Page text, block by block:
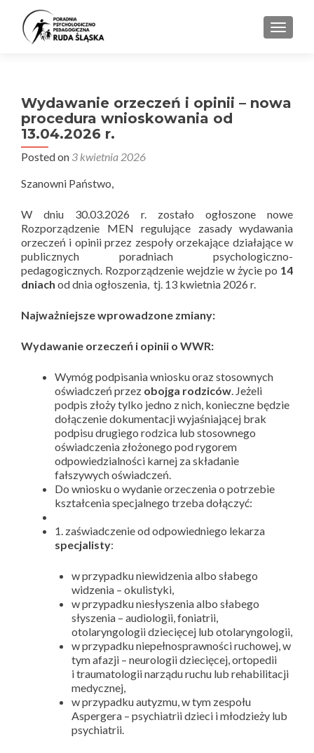
Wydawanie orzeczeń i opinii – nowa
procedura wnioskowania od
13.04.2026 r.
Posted on 3 kwietnia 2026
Szanowni Państwo,
W dniu 30.03.2026 r. zostało ogłoszone nowe
Rozporządzenie MEN regulujące zasady wydawania
orzeczeń i opinii przez zespoły orzekające działające w
publicznych poradniach psychologiczno-
pedagogicznych. Rozporządzenie wejdzie w życie po 14
dniach od dnia ogłoszenia, tj. 13 kwietnia 2026 r.
Najważniejsze wprowadzone zmiany:
Wydawanie orzeczeń i opinii o WWR:
Wymóg podpisania wniosku oraz stosownych
oświadczeń przez obojga rodziców. Jeżeli
podpis złoży tylko jedno z nich, konieczne będzie
dołączenie dokumentacji wyjaśniającej brak
podpisu drugiego rodzica lub stosownego
oświadczenia złożonego pod rygorem
odpowiedzialności karnej za składanie
fałszywych oświadczeń.
Do wniosku o wydanie orzeczenia o potrzebie
kształcenia specjalnego trzeba dołączyć:
1. zaświadczenie od odpowiedniego lekarza
specjalisty:
w przypadku niewidzenia albo słabego
widzenia – okulistyki,
w przypadku niesłyszenia albo słabego
słyszenia – audiologii, foniatrii,
otolaryngologii dziecięcej lub otolaryngologii,
w przypadku niepełnosprawności ruchowej, w
tym afazji – neurologii dziecięcej, ortopedii
i traumatologii narządu ruchu lub rehabilitacji
medycznej,
w przypadku autyzmu, w tym zespołu
Aspergera – psychiatrii dzieci i młodzieży lub
psychiatrii.